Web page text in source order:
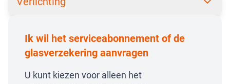
Ik wil het serviceabonnement of de
glasverzekering aanvragen
U kunt kiezen voor alleen het